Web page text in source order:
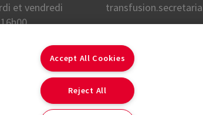
et vendredi
Accept All Cookies
Reject All